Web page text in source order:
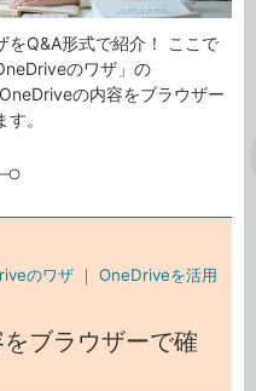
をQ&A形式で紹介！ ここで
のワザ」の
の内容をブラウザー
。
のワザ ｜ OneDriveを活用
ブラウザーで確